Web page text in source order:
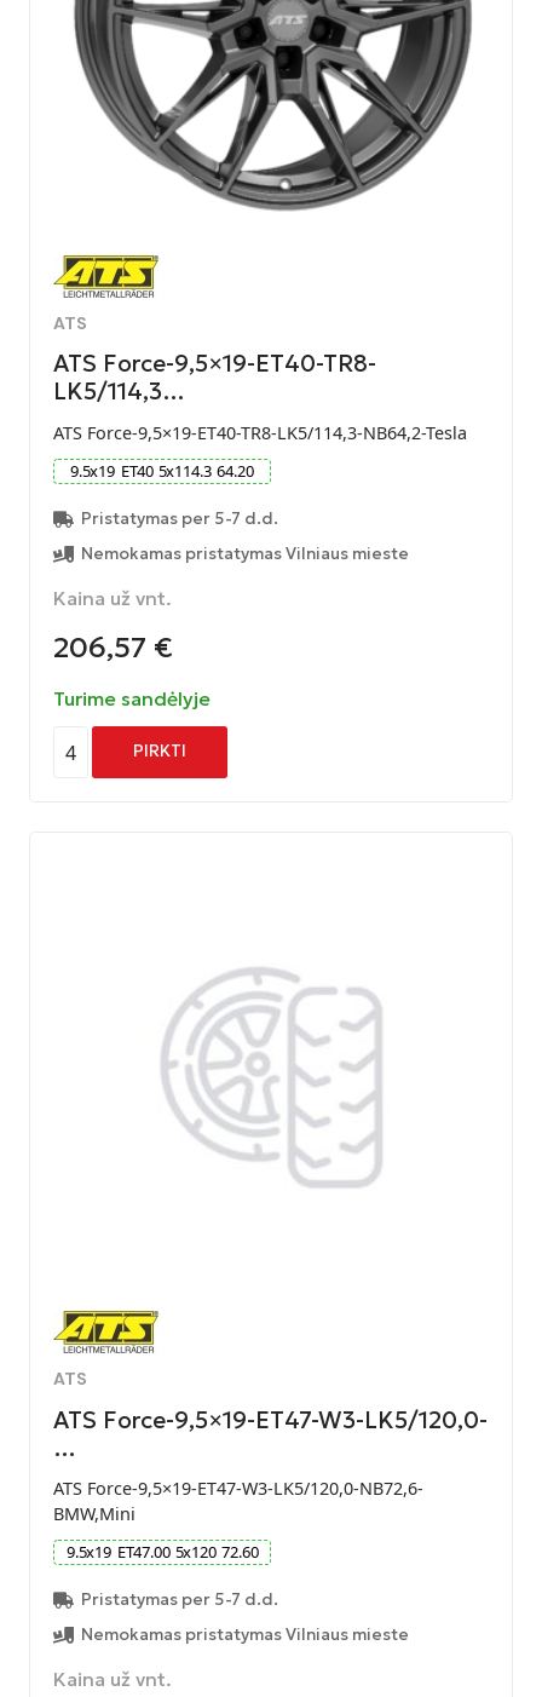
ATS
ATS Force-9,5×19-ET40-TR8-
LK5/114,3…
ATS Force-9,5×19-ET40-TR8-LK5/114,3-NB64,2-Tesla
9.5x19 ET40 5x114.3 64.20
Pristatymas per 5-7 d.d.
Nemokamas pristatymas Vilniaus mieste
Kaina už vnt.
206,57 €
Turime sandėlyje
4 PIRKTI
ATS
ATS Force-9,5×19-ET47-W3-LK5/120,0-
…
ATS Force-9,5×19-ET47-W3-LK5/120,0-NB72,6-
BMW,Mini
9.5x19 ET47.00 5x120 72.60
Pristatymas per 5-7 d.d.
Nemokamas pristatymas Vilniaus mieste
Kaina už vnt.